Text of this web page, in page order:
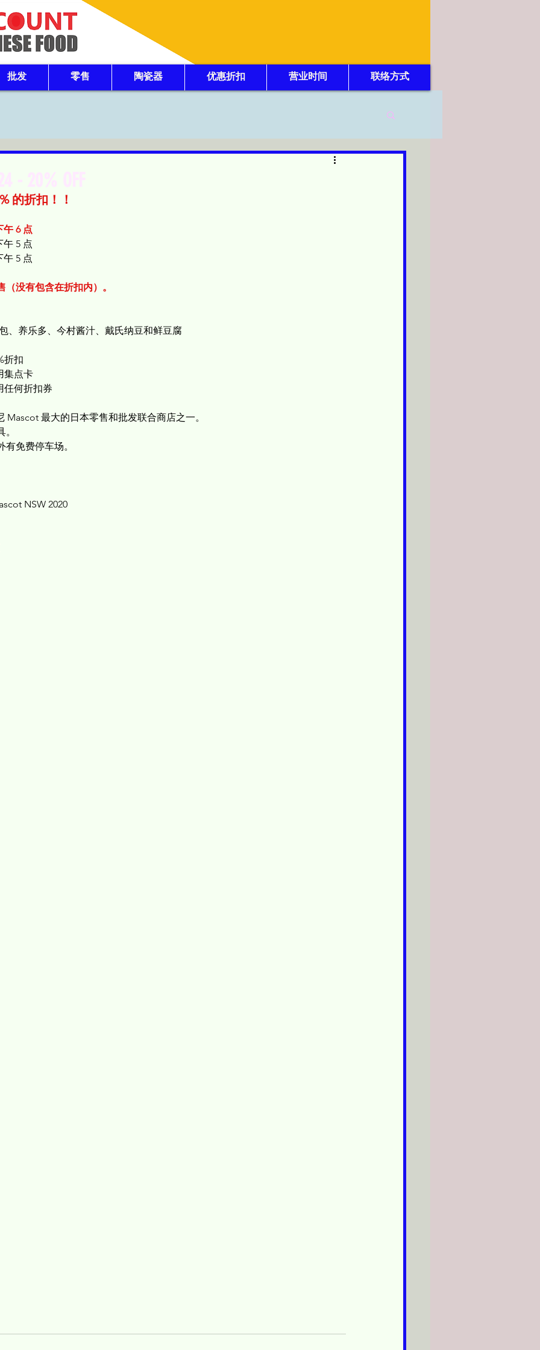
批发 零售 陶瓷器 优惠折扣 营业时间 联络方式
的折扣！！
午 6 点
午 5 点
午 5 点
没有包含在折扣内）。
、养乐多、今村酱汁、戴氏纳豆和鲜豆腐
折扣
集点卡
任何折扣券
Mascot 最大的日本零售和批发联合商店之一。
免费停车场。
NSW 2020